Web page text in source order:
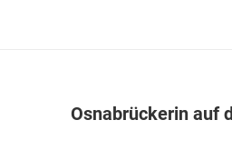
Osnabrückerin auf